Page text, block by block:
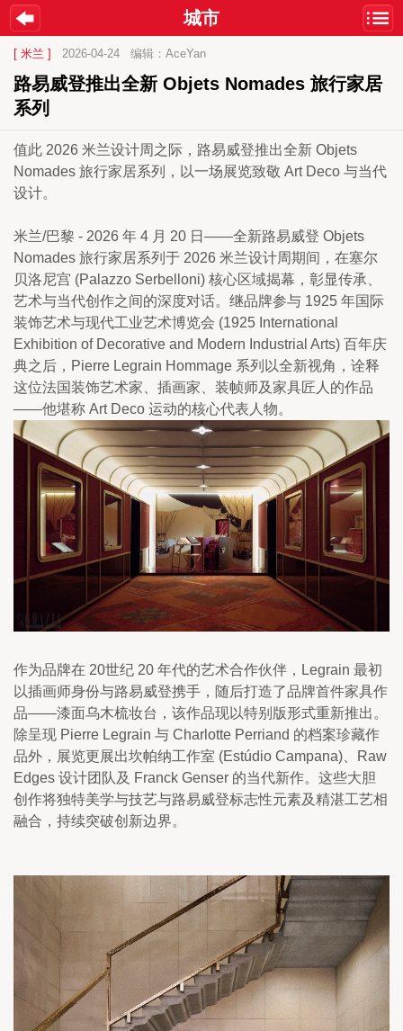
城市
[ 米兰 ] 2026-04-24 编辑：AceYan
路易威登推出全新 Objets Nomades 旅行家居
系列
值此 2026 米兰设计周之际，路易威登推出全新 Objets
Nomades 旅行家居系列，以一场展览致敬 Art Deco 与当代
设计。
米兰/巴黎 - 2026 年 4 月 20 日——全新路易威登 Objets
Nomades 旅行家居系列于 2026 米兰设计周期间，在塞尔
贝洛尼宫 (Palazzo Serbelloni) 核心区域揭幕，彰显传承、
艺术与当代创作之间的深度对话。继品牌参与 1925 年国际
装饰艺术与现代工业艺术博览会 (1925 International
Exhibition of Decorative and Modern Industrial Arts) 百年庆
典之后，Pierre Legrain Hommage 系列以全新视角，诠释
这位法国装饰艺术家、插画家、装帧师及家具匠人的作品
——他堪称 Art Deco 运动的核心代表人物。
作为品牌在 20世纪 20 年代的艺术合作伙伴，Legrain 最初
以插画师身份与路易威登携手，随后打造了品牌首件家具作
品——漆面乌木梳妆台，该作品现以特别版形式重新推出。
除呈现 Pierre Legrain 与 Charlotte Perriand 的档案珍藏作
品外，展览更展出坎帕纳工作室 (Estúdio Campana)、Raw
Edges 设计团队及 Franck Genser 的当代新作。这些大胆
创作将独特美学与技艺与路易威登标志性元素及精湛工艺相
融合，持续突破创新边界。